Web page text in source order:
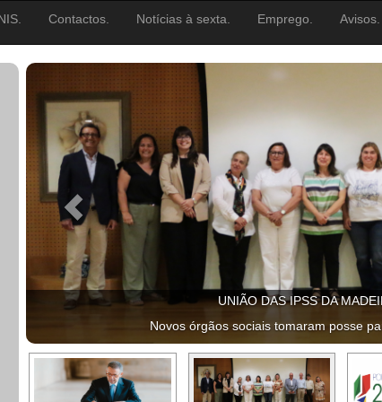
Contactos. Notícias à sexta. Emprego. Avisos.
UNIÃO DAS IPSS DA
Novos órgãos sociais tomaram posse